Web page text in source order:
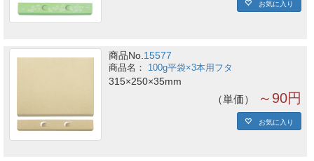
お気に入り
商品No. 15577
100g平袋×3本用フタ
315×250×35mm
単価 ～90円
お気に入り